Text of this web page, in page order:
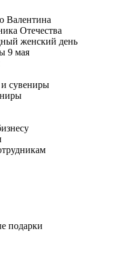
Валентина
Отечества
женский день
9 мая
сувениры
подарки